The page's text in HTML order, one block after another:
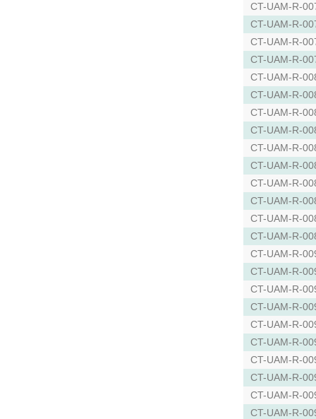
CT-UAM-R-
CT-UAM-R-
CT-UAM-R-
CT-UAM-R-
CT-UAM-R-
CT-UAM-R-
CT-UAM-R-
CT-UAM-R-
CT-UAM-R-
CT-UAM-R-
CT-UAM-R-
CT-UAM-R-
CT-UAM-R-
CT-UAM-R-
CT-UAM-R-
CT-UAM-R-
CT-UAM-R-
CT-UAM-R-
CT-UAM-R-
CT-UAM-R-
CT-UAM-R-
CT-UAM-R-
CT-UAM-R-
CT-UAM-R-